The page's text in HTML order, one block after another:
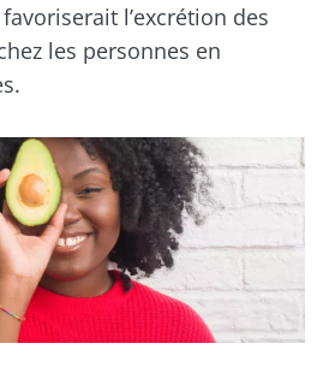
l’excrétion des
les personnes en